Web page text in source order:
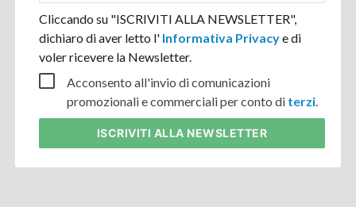
Cliccando su "ISCRIVITI ALLA NEWSLETTER",
dichiaro di aver letto l' Informativa Privacye di
voler ricevere la Newsletter.
Acconsento all'invio di comunicazioni
promozionali e commerciali per conto di terzi
ISCRIVITI ALLA NEWSLETTER